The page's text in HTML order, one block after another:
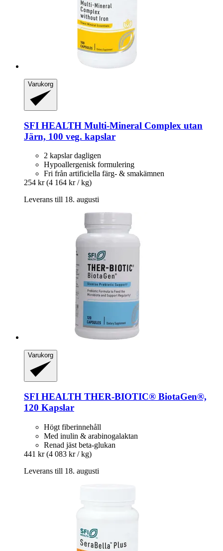
Varukorg
SFI HEALTH Multi-​Mineral Complex utan
Järn, 100 veg. kapslar
2 kapslar dagligen
Hypoallergenisk formulering
Fri från artificiella färg- & smakämnen
254 kr (4 164 kr / kg)
Leverans till 18. augusti
Varukorg
SFI HEALTH THER-​BIOTIC® BiotaGen®,
120 Kapslar
Högt fiberinnehåll
Med inulin & arabinogalaktan
Renad jäst beta-glukan
441 kr (4 083 kr / kg)
Leverans till 18. augusti